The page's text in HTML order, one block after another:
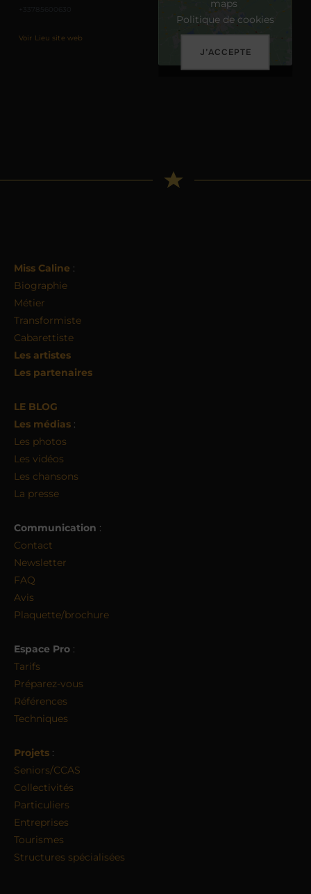
Voir Lieu site web
maps
Politique de cookies
J’ACCEPTE
Miss Caline :
Biographie
Métier
Transformiste
Cabarettiste
Les artistes
Les partenaires
LE BLOG
Les médias :
Les photos
Les vidéos
Les chansons
La presse
Communication :
Contact
Newsletter
FAQ
Avis
Plaquette/brochure
Espace Pro :
Tarifs
Préparez-vous
Références
Techniques
Projets :
Seniors/CCAS
Collectivités
Particuliers
Entreprises
Tourismes
Structures spécialisées